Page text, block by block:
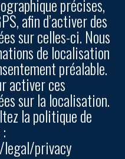
précises,
afin d’activer des
sur celles-ci. Nous
de localisation
préalable.
activer ces
sur la localisation.
la politique de
legal/privacy